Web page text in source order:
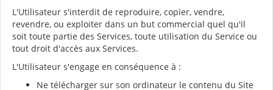
L'Utilisateur s'interdit de reproduire, copier, vendre,
revendre, ou exploiter dans un but commercial quel qu'il
soit toute partie des Services, toute utilisation du Service ou
tout droit d'accès aux Services.
L'Utilisateur s'engage en conséquence à :
Ne télécharger sur son ordinateur le contenu du Site